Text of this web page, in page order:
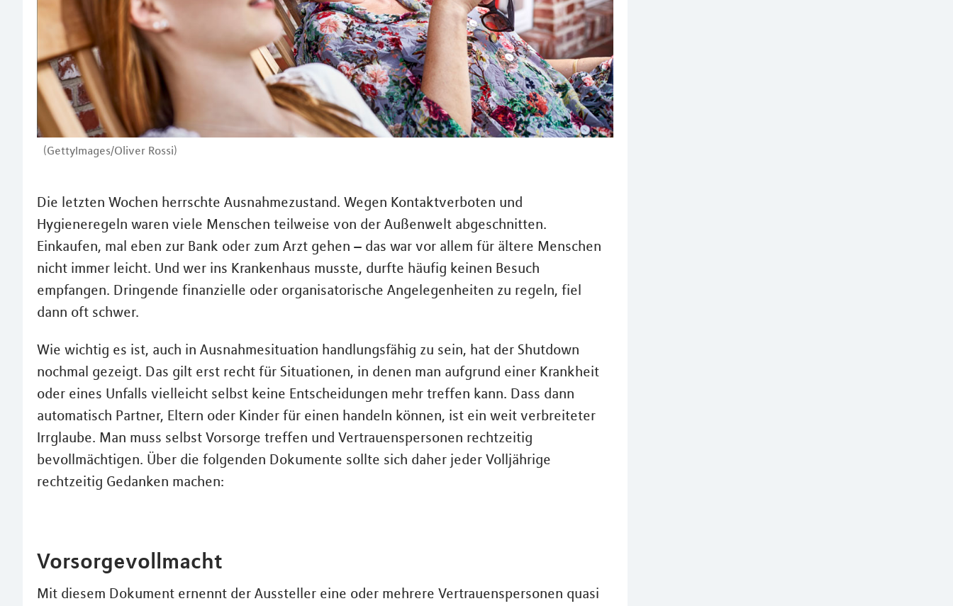
(GettyImages/Oliver Rossi)
Die letzten Wochen herrschte Ausnahmezustand. Wegen Kontaktverboten und
Hygieneregeln waren viele Menschen teilweise von der Außenwelt abgeschnitten.
Einkaufen, mal eben zur Bank oder zum Arzt gehen – das war vor allem für ältere Menschen
nicht immer leicht. Und wer ins Krankenhaus musste, durfte häufig keinen Besuch
empfangen. Dringende finanzielle oder organisatorische Angelegenheiten zu regeln, fiel
dann oft schwer.
Wie wichtig es ist, auch in Ausnahmesituation handlungsfähig zu sein, hat der Shutdown
nochmal gezeigt. Das gilt erst recht für Situationen, in denen man aufgrund einer Krankheit
oder eines Unfalls vielleicht selbst keine Entscheidungen mehr treffen kann. Dass dann
automatisch Partner, Eltern oder Kinder für einen handeln können, ist ein weit verbreiteter
Irrglaube. Man muss selbst Vorsorge treffen und Vertrauenspersonen rechtzeitig
bevollmächtigen. Über die folgenden Dokumente sollte sich daher jeder Volljährige
rechtzeitig Gedanken machen:
Vorsorgevollmacht
Mit diesem Dokument ernennt der Aussteller eine oder mehrere Vertrauenspersonen quasi